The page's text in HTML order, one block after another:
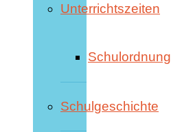
Unterrichtszeiten
Schulordnung
Schulgeschichte